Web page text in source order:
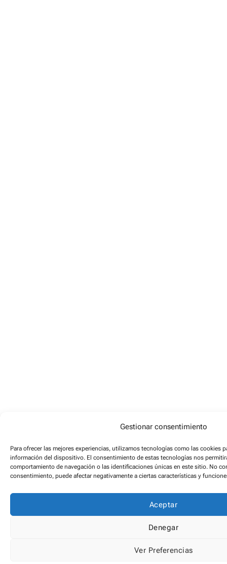
Gestionar consentimiento
Para ofrecer las mejores experiencias, utilizamos tecnologías como las cookies
información del dispositivo. El consentimiento de estas tecnologías nos
comportamiento de navegación o las identificaciones únicas en este sitio. No
consentimiento, puede afectar negativamente a ciertas características y
Aceptar
Denegar
Ver Preferencias